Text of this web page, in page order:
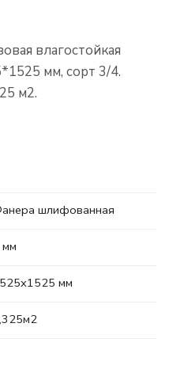
влагостойкая
мм, сорт 3/4.
м2.
шлифованная
мм